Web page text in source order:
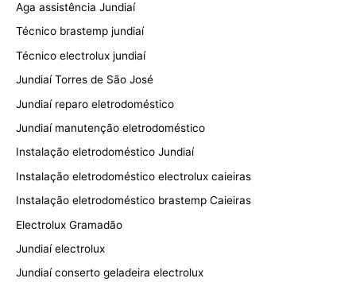
Aga assistência Jundiaí
Técnico brastemp jundiaí
Técnico electrolux jundiaí
Jundiaí Torres de São José
Jundiaí reparo eletrodoméstico
Jundiaí manutenção eletrodoméstico
Instalação eletrodoméstico Jundiaí
Instalação eletrodoméstico electrolux caieiras
Instalação eletrodoméstico brastemp Caieiras
Electrolux Gramadão
Jundiaí electrolux
Jundiaí conserto geladeira electrolux